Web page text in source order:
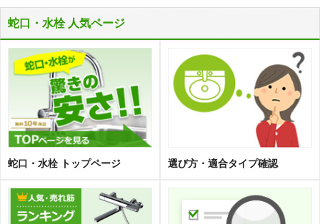
蛇口・水栓 人気ページ
蛇口・水栓 トップページ 選び方・適合タイプ確認